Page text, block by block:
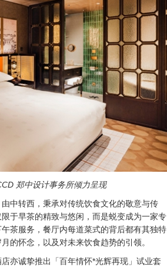
郑中设计事务所倾力呈现
中转西，秉承对传统饮食文化的敬意与传
于早茶的精致与悠闲，而是蜕变成为一家专
茶服务，餐厅内每道菜式的背后都有其独特
的怀念，以及对未来饮食趋势的引领。
亦诚挚推出「百年情怀*光辉再现」试业套